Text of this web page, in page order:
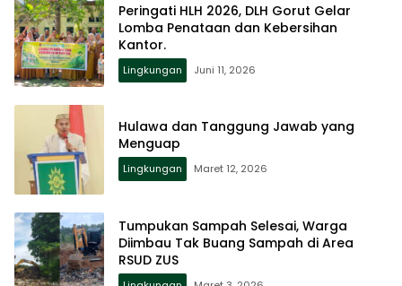
Peringati HLH 2026, DLH Gorut Gelar
Lomba Penataan dan Kebersihan
Kantor.
Lingkungan Juni 11, 2026
Hulawa dan Tanggung Jawab yang
Menguap
Lingkungan Maret 12, 2026
Tumpukan Sampah Selesai, Warga
Diimbau Tak Buang Sampah di Area
RSUD ZUS